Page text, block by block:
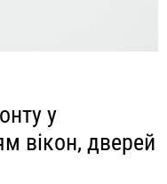
у
вікон, дверей